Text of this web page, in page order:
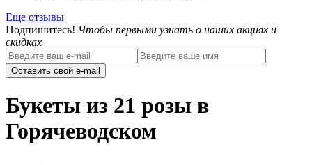
Еще отзывы
Подпишитесь! Чтобы первыми узнать о наших акциях и
скидках
Оставить свой e-mail
Букеты из 21 розы в
Горячеводском